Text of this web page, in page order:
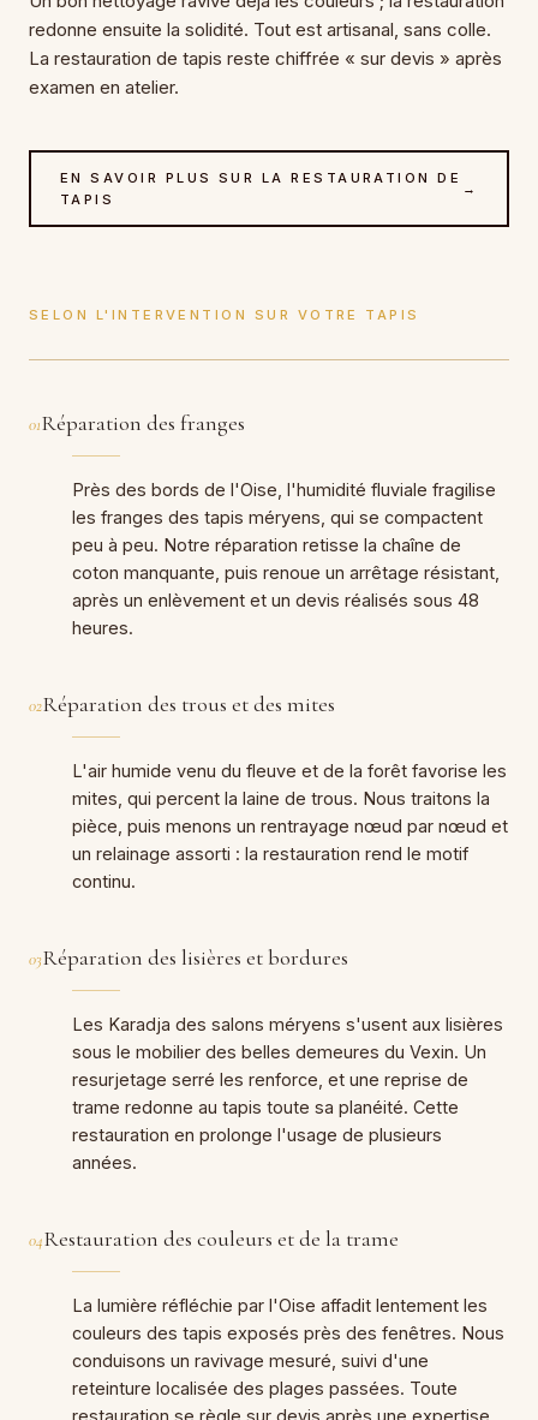
redonne ensuite la solidité. Tout est artisanal, sans colle.
La restauration de tapis reste chiffrée « sur devis » après
examen en atelier.
EN SAVOIR PLUS SUR LA RESTAURATION DE
TAPIS
→
SELON L'INTERVENTION SUR VOTRE TAPIS
01Réparation des franges
Près des bords de l'Oise, l'humidité fluviale fragilise
les franges des tapis méryens, qui se compactent
peu à peu. Notre réparation retisse la chaîne de
coton manquante, puis renoue un arrêtage résistant,
après un enlèvement et un devis réalisés sous 48
heures.
02Réparation des trous et des mites
L'air humide venu du fleuve et de la forêt favorise les
mites, qui percent la laine de trous. Nous traitons la
pièce, puis menons un rentrayage nœud par nœud et
un relainage assorti : la restauration rend le motif
continu.
03Réparation des lisières et bordures
Les Karadja des salons méryens s'usent aux lisières
sous le mobilier des belles demeures du Vexin. Un
resurjetage serré les renforce, et une reprise de
trame redonne au tapis toute sa planéité. Cette
restauration en prolonge l'usage de plusieurs
années.
04Restauration des couleurs et de la trame
La lumière réfléchie par l'Oise affadit lentement les
couleurs des tapis exposés près des fenêtres. Nous
conduisons un ravivage mesuré, suivi d'une
reteinture localisée des plages passées. Toute
restauration se règle sur devis après une expertise